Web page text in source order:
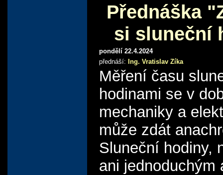
Přednáška
si sluneční
pondělí 22.4.2024
přednáší: Ing. Vratislav Zíka
Měření času
hodinami se v
mechaniky a
může zdát
Sluneční hodiny,
ani jednoduchým